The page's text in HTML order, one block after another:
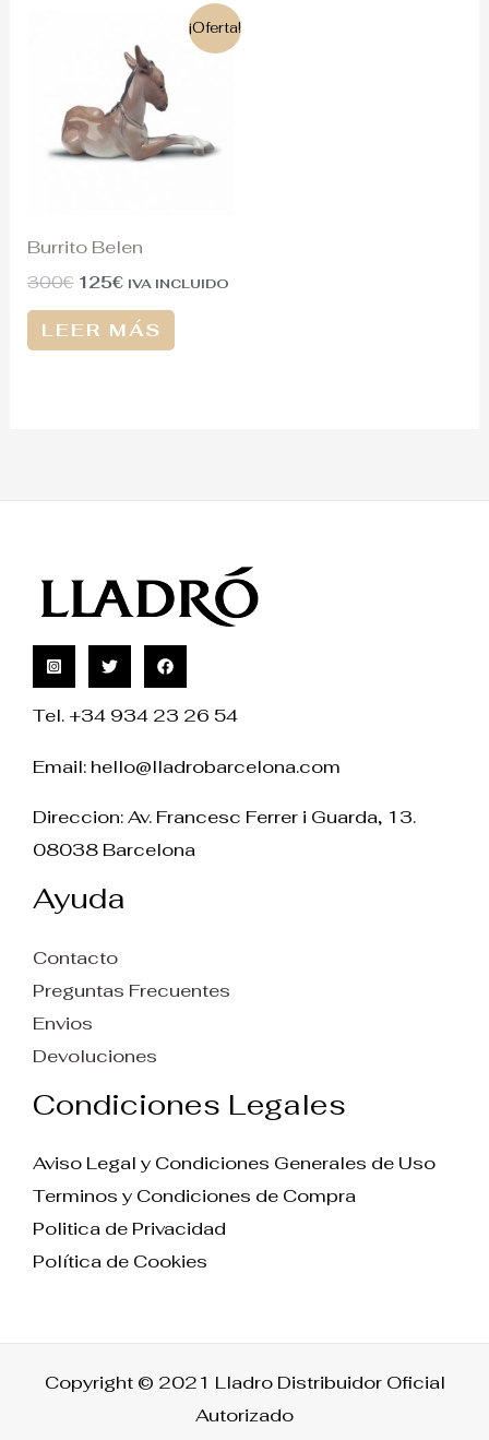
¡Oferta!
Burrito Belen
300€
original
300€.
125€
precio
actual
es:
125€.
IVA INCLUIDO
LEER MÁS
Tel. +34 934 23 26 54
Email: hello@lladrobarcelona.com
Direccion: Av. Francesc Ferrer i Guarda, 13.
08038 Barcelona
Ayuda
Contacto
Preguntas Frecuentes
Envios
Devoluciones
Condiciones Legales
Aviso Legal y Condiciones Generales de Uso
Terminos y Condiciones de Compra
Politica de Privacidad
Política de Cookies
Copyright © 2021 Lladro Distribuidor Oficial
Autorizado